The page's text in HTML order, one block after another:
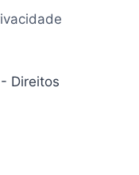
Direitos